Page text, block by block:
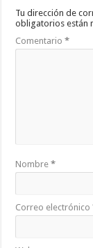
Tu dirección de
obligatorios están
Comentario*
Nombre*
Correo electrónico